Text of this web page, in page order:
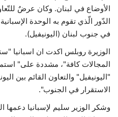
الأوضاع في لبنان. وكان عرضٌ
الدّور الّذي تقوم به الوحدة
في جنوب لبنان (اليونيفيل).
الوزيرة روبلس اكدت ان اسبانيا
المجالات كافة"، مشددة على"
"اليونيفيل" والتعاون القائم بين
الاستقرار في الجنوب".
وشكر الوزير سليم لإسبانيا دعمها